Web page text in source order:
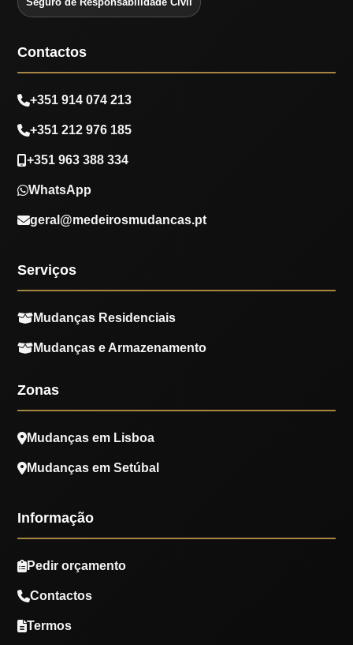
Contactos
+351 914 074 213
+351 212 976 185
+351 963 388 334
WhatsApp
geral@medeirosmudancas.pt
Serviços
Mudanças Residenciais
Mudanças e Armazenamento
Zonas
Mudanças em Lisboa
Mudanças em Setúbal
Informação
Pedir orçamento
Contactos
Termos